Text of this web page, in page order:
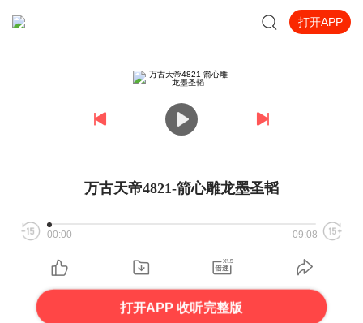
打开APP
万古天帝4821-箭心雕龙墨圣韬
00:00 09:08
打开APP 收听完整版